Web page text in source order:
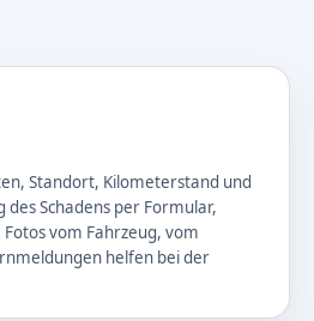
Standort, Kilometerstand und
Schadens per Formular,
vom Fahrzeug, vom
helfen bei der